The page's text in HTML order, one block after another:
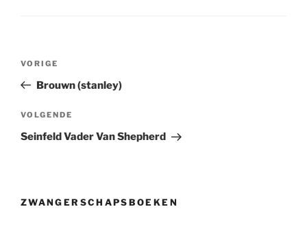
Vorig
bericht
VORIGE
Brouwn (stanley)
Volgend
bericht
VOLGENDE
Seinfeld Vader Van Shepherd
ZWANGERSCHAPSBOEKEN